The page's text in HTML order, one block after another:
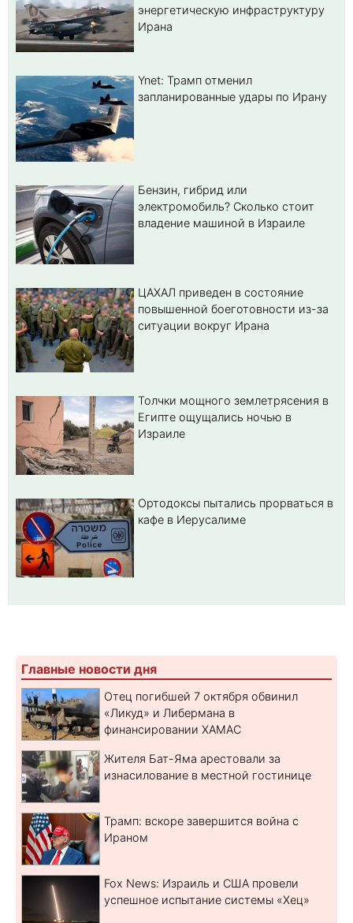
энергетическую инфраструктуру
Ирана
Ynet: Трамп отменил
запланированные удары по Ирану
Бензин, гибрид или
электромобиль? Cколько стоит
владение машиной в Израиле
ЦАХАЛ приведен в состояние
повышенной боеготовности из-за
ситуации вокруг Ирана
Толчки мощного землетрясения в
Египте ощущались ночью в
Израиле
Ортодоксы пытались прорваться в
кафе в Иерусалиме
Главные новости дня
Отец погибшей 7 октября обвинил
«Ликуд» и Либермана в
финансировании ХАМАС
Жителя Бат-Яма арестовали за
изнасилование в местной гостинице
Трамп: вскоре завершится война с
Ираном
Fox News: Израиль и США провели
успешное испытание системы «Хец»